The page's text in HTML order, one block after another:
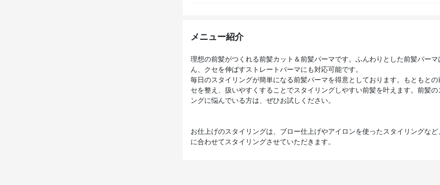
メニュー紹介
理想の前髪がつくれる前髪カット＆前髪パーマです。ふんわりとした前髪パーマ
ん、クセを伸ばすストレートパーマにも対応可能です。
毎日のスタイリングが簡単になる前髪パーマを得意としております。もともとの
セを整え、扱いやすくすることでスタイリングしやすい前髪を叶えます。前髪の
ングに悩んでいる方は、ぜひお試しください。
お仕上げのスタイリングは、ブロー仕上げやアイロンを使ったスタイリングなど
に合わせてスタイリングさせていただきます。